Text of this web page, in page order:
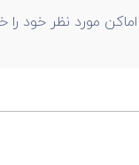
مورد نظر خود را